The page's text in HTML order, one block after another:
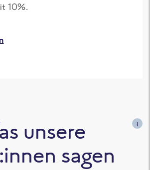
10%.
unsere
sagen
i